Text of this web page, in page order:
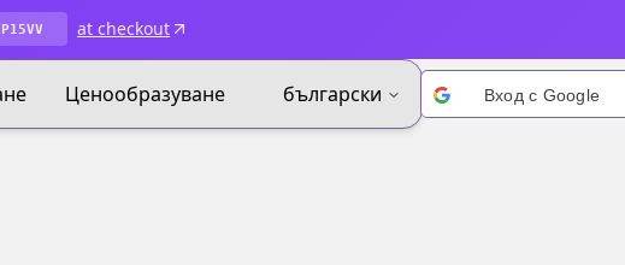
at checkout
Ценообразуване български Вход с Google